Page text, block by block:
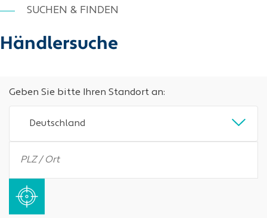
SUCHEN & FINDEN
Händlersuche
Geben Sie bitte Ihren Standort an:
Deutschland